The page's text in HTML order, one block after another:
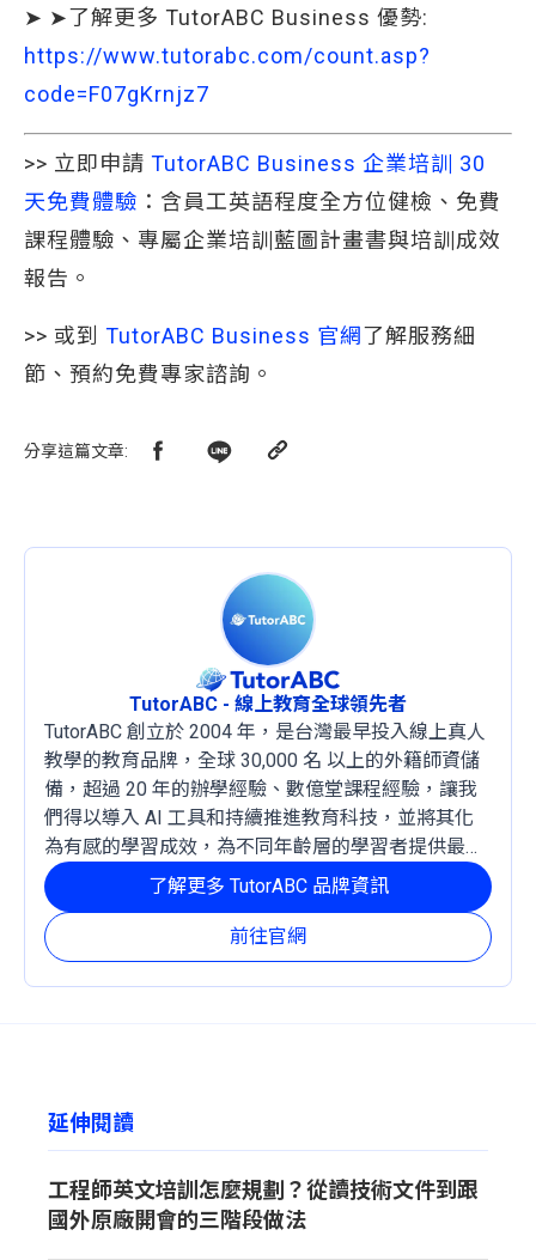
➤ ➤了解更多 TutorABC Business 優勢:
https://www.tutorabc.com/count.asp?
code=F07gKrnjz7
>> 立即申請 TutorABC Business 企業培訓 30
天免費體驗 ：含員工英語程度全方位健檢、免費
課程體驗、專屬企業培訓藍圖計畫書與培訓成效
報告。
>> 或到 TutorABC Business 官網了解服務細
節、預約免費專家諮詢。
分享這篇文章:
TutorABC - 線上教育全球領先者
TutorABC 創立於 2004 年，是台灣最早投入線上真人
教學的教育品牌，全球 30,000 名 以上的外籍師資儲
備，超過 20 年的辦學經驗、數億堂課程經驗，讓我
們得以導入 AI 工具和持續推進教育科技，並將其化
為有感的學習成效，為不同年齡層的學習者提供最穩
定且有效的成長路徑。
前往官網
了解更多 TutorABC 品牌資訊
延伸閱讀
工程師英文培訓怎麼規劃？從讀技術文件到跟
國外原廠開會的三階段做法